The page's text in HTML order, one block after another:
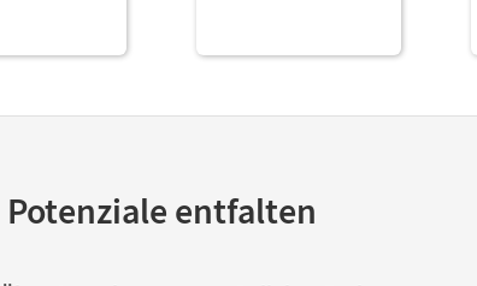
Potenziale entfalten